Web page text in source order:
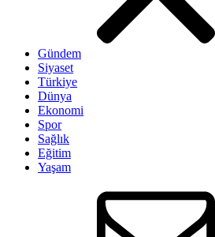
Gündem
Siyaset
Türkiye
Dünya
Ekonomi
Spor
Sağlık
Eğitim
Yaşam